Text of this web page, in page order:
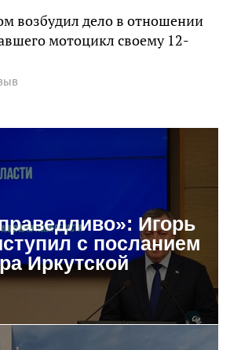
возбудил дело в отношении
мотоцикл своему 12-
Игорь
с посланием
Иркутской